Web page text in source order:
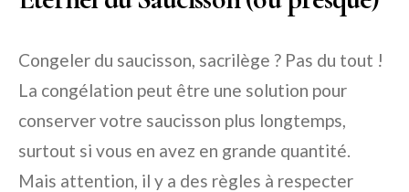
Congeler du saucisson, sacrilège ? Pas du tout !
La congélation peut être une solution pour
conserver votre saucisson plus longtemps,
surtout si vous en avez en grande quantité.
Mais attention, il y a des règles à respecter